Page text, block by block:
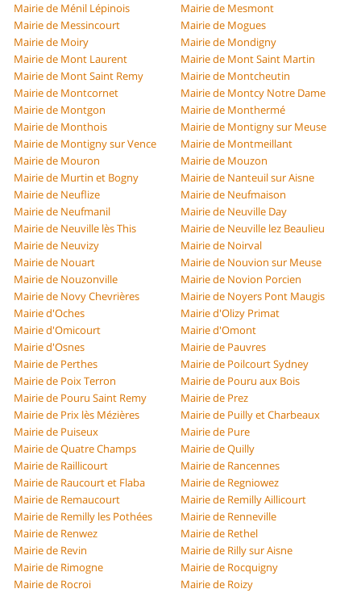
Mairie de Ménil Lépinois
Mairie de Mesmont
Mairie de Messincourt
Mairie de Mogues
Mairie de Moiry
Mairie de Mondigny
Mairie de Mont Laurent
Mairie de Mont Saint Martin
Mairie de Mont Saint Remy
Mairie de Montcheutin
Mairie de Montcornet
Mairie de Montcy Notre Dame
Mairie de Montgon
Mairie de Monthermé
Mairie de Monthois
Mairie de Montigny sur Meuse
Mairie de Montigny sur Vence
Mairie de Montmeillant
Mairie de Mouron
Mairie de Mouzon
Mairie de Murtin et Bogny
Mairie de Nanteuil sur Aisne
Mairie de Neuflize
Mairie de Neufmaison
Mairie de Neufmanil
Mairie de Neuville Day
Mairie de Neuville lès This
Mairie de Neuville lez Beaulieu
Mairie de Neuvizy
Mairie de Noirval
Mairie de Nouart
Mairie de Nouvion sur Meuse
Mairie de Nouzonville
Mairie de Novion Porcien
Mairie de Novy Chevrières
Mairie de Noyers Pont Maugis
Mairie d'Oches
Mairie d'Olizy Primat
Mairie d'Omicourt
Mairie d'Omont
Mairie d'Osnes
Mairie de Pauvres
Mairie de Perthes
Mairie de Poilcourt Sydney
Mairie de Poix Terron
Mairie de Pouru aux Bois
Mairie de Pouru Saint Remy
Mairie de Prez
Mairie de Prix lès Mézières
Mairie de Puilly et Charbeaux
Mairie de Puiseux
Mairie de Pure
Mairie de Quatre Champs
Mairie de Quilly
Mairie de Raillicourt
Mairie de Rancennes
Mairie de Raucourt et Flaba
Mairie de Regniowez
Mairie de Remaucourt
Mairie de Remilly Aillicourt
Mairie de Remilly les Pothées
Mairie de Renneville
Mairie de Renwez
Mairie de Rethel
Mairie de Revin
Mairie de Rilly sur Aisne
Mairie de Rimogne
Mairie de Rocquigny
Mairie de Rocroi
Mairie de Roizy